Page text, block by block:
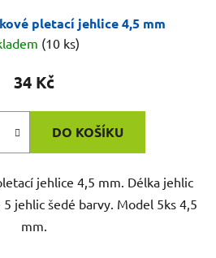
pletací jehlice 4,5 mm
(10 ks)
34 Kč
DO KOŠÍKU
jehlice 4,5 mm. Délka jehlic
jehlic šedé barvy. Model 5ks 4,5
mm.